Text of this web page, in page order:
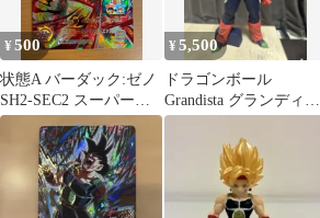
¥500
状態A バーダック:ゼノ
SH2-SEC2 スーパード
ラゴンボールヒーロー
¥5,500
ドラゴンボール
Grandista グランディス
タ バーダック フィギ